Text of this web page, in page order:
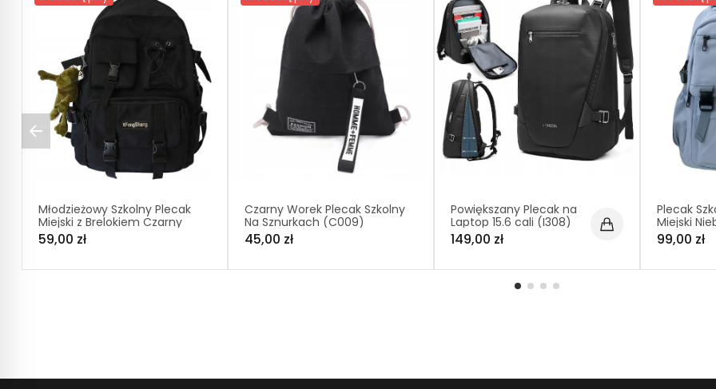
Młodzieżowy Szkolny Plecak
Miejski z Brelokiem Czarny
(T400)
59,00 zł
Czarny Worek Plecak Szkolny
Na Sznurkach (C009)
45,00 zł
Powiększany Plecak na
Laptop 15.6 cali (I308)
149,00 zł
Plecak
Miejski
99,00 zł